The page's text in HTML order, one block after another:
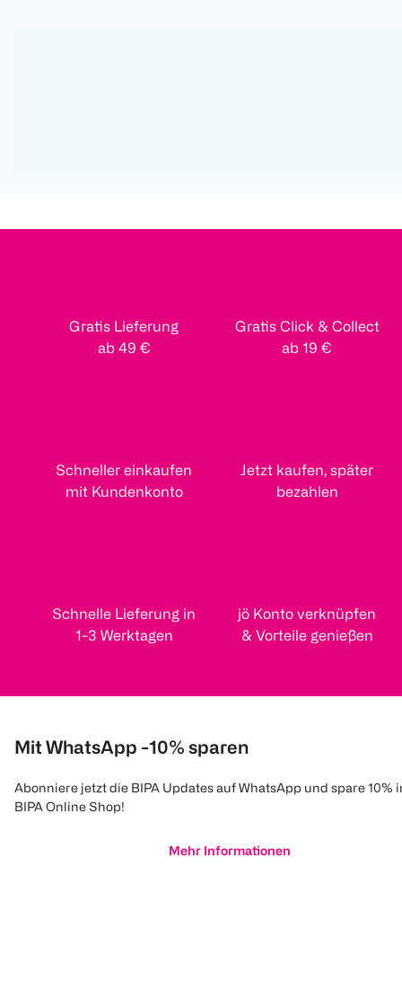
Gratis Lieferung
ab 49 €
Gratis Click & Collect
ab 19 €
Schneller einkaufen
mit Kundenkonto
Jetzt kaufen, später
bezahlen
Schnelle Lieferung in
1-3 Werktagen
jö Konto verknüpfen
& Vorteile genießen
Mit WhatsApp -10% sparen
Abonniere jetzt die BIPA Updates auf WhatsApp und spare 10%
BIPA Online Shop!
Mehr Informationen